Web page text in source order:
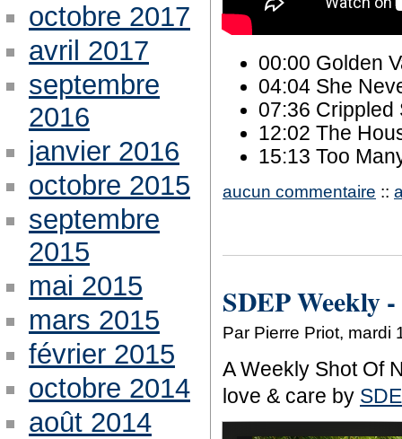
00:00 Golden
04:04 She
07:36 Crippled
12:02 The
15:13 Too
aucun commentaire ::
SDEP Weekly
Par Pierre Priot,
A Weekly Shot Of
love & care by
octobre 2017
avril 2017
septembre
2016
janvier 2016
octobre 2015
septembre
2015
mai 2015
mars 2015
février 2015
octobre 2014
août 2014